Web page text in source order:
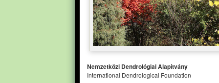
Nemzetközi Dendrológiai Alapítvány
International Dendrological Foundation